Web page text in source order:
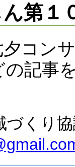
第１
コン
の記事
づくり